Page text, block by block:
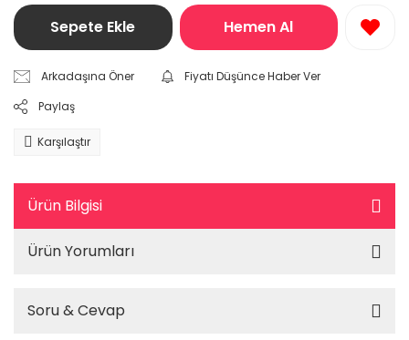
Sepete Ekle Hemen Al
Arkadaşına Öner
Fiyatı Düşünce Haber Ver
Paylaş
Karşılaştır
Ürün Bilgisi
Ürün Yorumları
Soru & Cevap